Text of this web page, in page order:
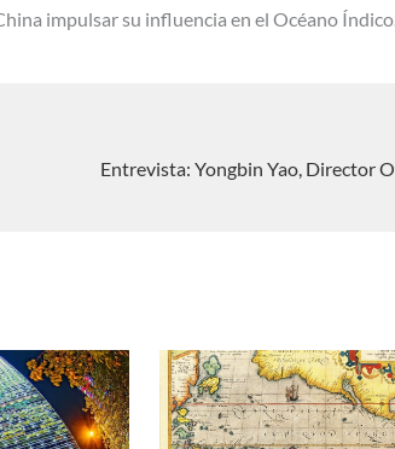
impulsar su influencia en el Océano Índico.